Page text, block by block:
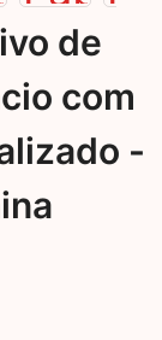
de
com
-